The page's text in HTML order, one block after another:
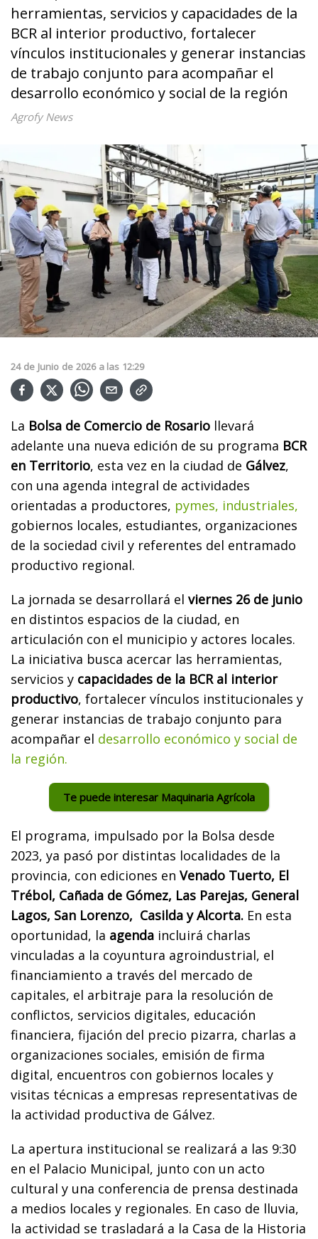
herramientas, servicios y capacidades de la
BCR al interior productivo, fortalecer
vínculos institucionales y generar instancias
de trabajo conjunto para acompañar el
desarrollo económico y social de la región
Agrofy News
24 de Junio de 2026 a las 12:29
La Bolsa de Comercio de Rosario llevará
adelante una nueva edición de su programa BCR
en Territorio, esta vez en la ciudad de Gálvez,
con una agenda integral de actividades
orientadas a productores, pymes, industriales,
gobiernos locales, estudiantes, organizaciones
de la sociedad civil y referentes del entramado
productivo regional.
La jornada se desarrollará el viernes 26 de junio
en distintos espacios de la ciudad, en
articulación con el municipio y actores locales.
La iniciativa busca acercar las herramientas,
servicios y capacidades de la BCR al interior
productivo, fortalecer vínculos institucionales y
generar instancias de trabajo conjunto para
acompañar el desarrollo económico y social de
la región.
Te puede interesar Maquinaria Agrícola
El programa, impulsado por la Bolsa desde
2023, ya pasó por distintas localidades de la
provincia, con ediciones en Venado Tuerto, El
Trébol, Cañada de Gómez, Las Parejas, General
Lagos, San Lorenzo, Casilda y Alcorta. En esta
oportunidad, la agenda incluirá charlas
vinculadas a la coyuntura agroindustrial, el
financiamiento a través del mercado de
capitales, el arbitraje para la resolución de
conflictos, servicios digitales, educación
financiera, fijación del precio pizarra, charlas a
organizaciones sociales, emisión de firma
digital, encuentros con gobiernos locales y
visitas técnicas a empresas representativas de
la actividad productiva de Gálvez.
La apertura institucional se realizará a las 9:30
en el Palacio Municipal, junto con un acto
cultural y una conferencia de prensa destinada
a medios locales y regionales. En caso de lluvia,
la actividad se trasladará a la Casa de la Historia